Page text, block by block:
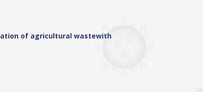
of agricultural wastewith